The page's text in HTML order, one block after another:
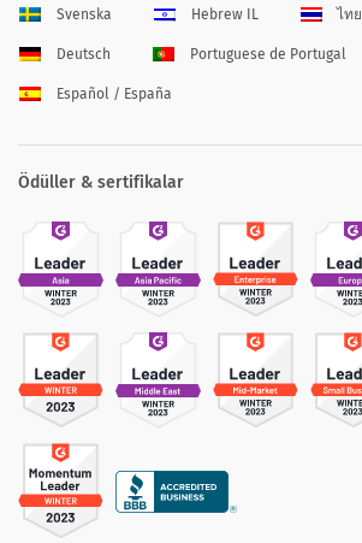
Svenska Hebrew IL ไทย
Deutsch Portuguese de Portugal
Español / España
Ödüller & sertifikalar